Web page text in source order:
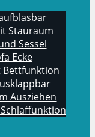
Stauraum
Sessel
Ecke
Bettfunktion
Ausziehen